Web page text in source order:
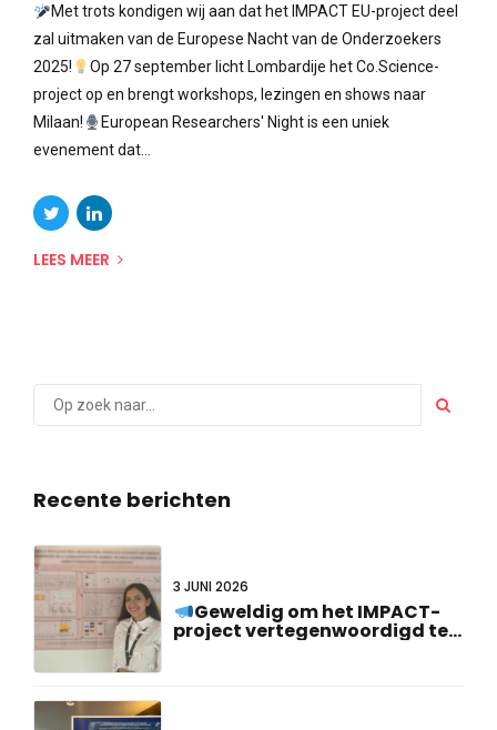
Met trots kondigen wij aan dat het IMPACT EU-project deel
zal uitmaken van de Europese Nacht van de Onderzoekers
2025!
Op 27 september licht Lombardije het Co.Science-
project op en brengt workshops, lezingen en shows naar
Milaan!
European Researchers' Night is een uniek
evenement dat...
LEES MEER
Recente berichten
3 JUNI 2026
Geweldig om het IMPACT-
project vertegenwoordigd te